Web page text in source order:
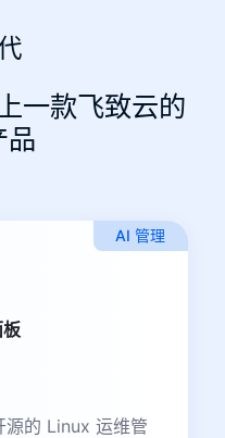
一款飞致云的
品
AI 管理
源的 Linux 运维管